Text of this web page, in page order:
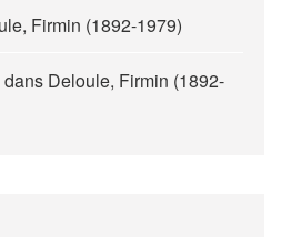
Firmin (1892-1979)
dans Deloule, Firmin (1892-